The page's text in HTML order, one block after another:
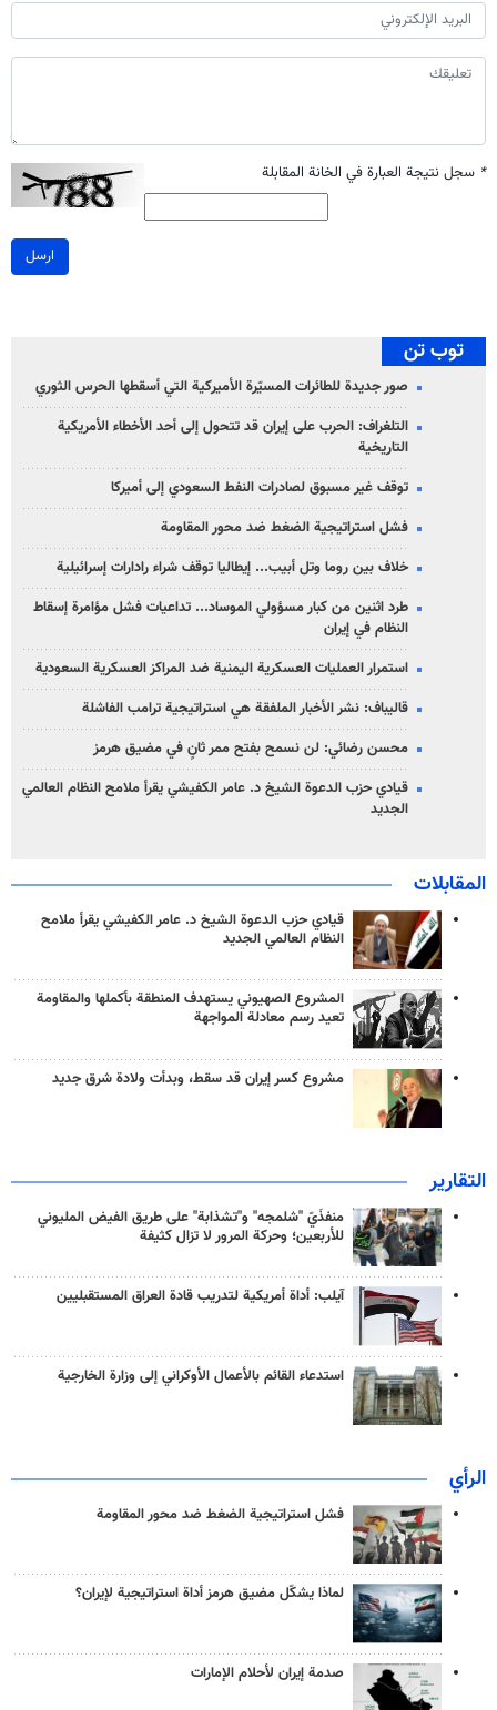
* سجل نتيجة العبارة في الخانة المقابلة
ارسل
توب تن
صور جديدة للطائرات المسيّرة الأميركية التي أسقطها الحرس الثوري
التلغراف: الحرب على إيران قد تتحول إلى أحد الأخطاء الأمريكية
التاريخية
توقف غير مسبوق لصادرات النفط السعودي إلى أميركا
فشل استراتيجية الضغط ضد محور المقاومة
خلاف بين روما وتل أبيب... إيطاليا توقف شراء رادارات إسرائيلية
طرد اثنين من كبار مسؤولي الموساد... تداعيات فشل مؤامرة إسقاط
النظام في إيران
استمرار العمليات العسكرية اليمنية ضد المراكز العسكرية السعودية
قاليباف: نشر الأخبار الملفقة هي استراتيجية ترامب الفاشلة
محسن رضائي: لن نسمح بفتح ممر ثانٍ في مضيق هرمز
قيادي حزب الدعوة الشيخ د. عامر الكفيشي يقرأ ملامح النظام العالمي
الجديد
المقابلات
قيادي حزب الدعوة الشيخ د. عامر الكفيشي يقرأ ملامح
النظام العالمي الجديد
المشروع الصهيوني يستهدف المنطقة بأكملها والمقاومة
تعيد رسم معادلة المواجهة
مشروع كسر إيران قد سقط، وبدأت ولادة شرق جديد
التقارير
منفذَيّ "شلمجه" و"تشذابة" على طريق الفيض المليوني
للأربعين؛ وحركة المرور لا تزال كثيفة
آيلب: أداة أمريكية لتدريب قادة العراق المستقبليين
استدعاء القائم بالأعمال الأوكراني إلى وزارة الخارجية
الرأي
فشل استراتيجية الضغط ضد محور المقاومة
لماذا يشكّل مضيق هرمز أداة استراتيجية لإيران؟
صدمة إيران لأحلام الإمارات